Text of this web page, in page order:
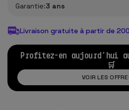
Garantie:3 ans
Livraison gratuite à partir de
Profitez-en aujourd'hui
🛒
VOIR LES